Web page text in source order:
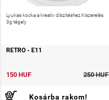
Lyukas kocka a kreatív díszítéshez.Kiszerelés:
3g tégely
RETRO - E11
150 HUF 250 HUF
Kosárba rakom!